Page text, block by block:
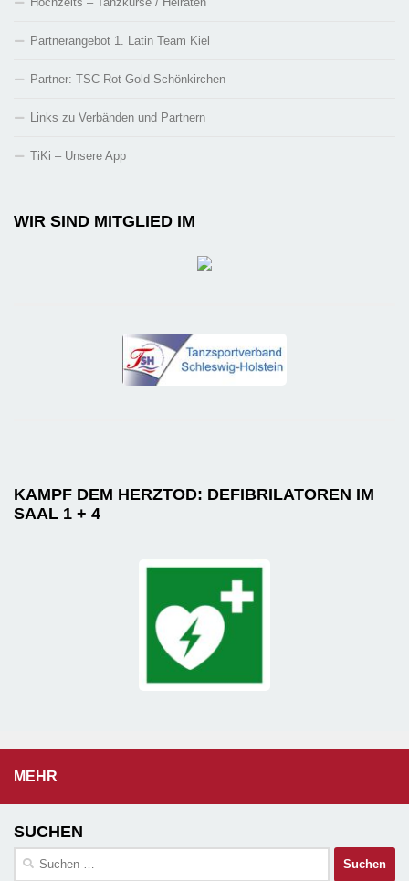
Partnerangebot 1. Latin Team Kiel
Partner: TSC Rot-Gold Schönkirchen
Links zu Verbänden und Partnern
TiKi – Unsere App
WIR SIND MITGLIED IM
KAMPF DEM HERZTOD: DEFIBRILATOREN IM
SAAL 1 + 4
MEHR
SUCHEN
Suchen